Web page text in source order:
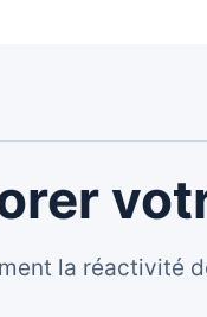
la réactivité